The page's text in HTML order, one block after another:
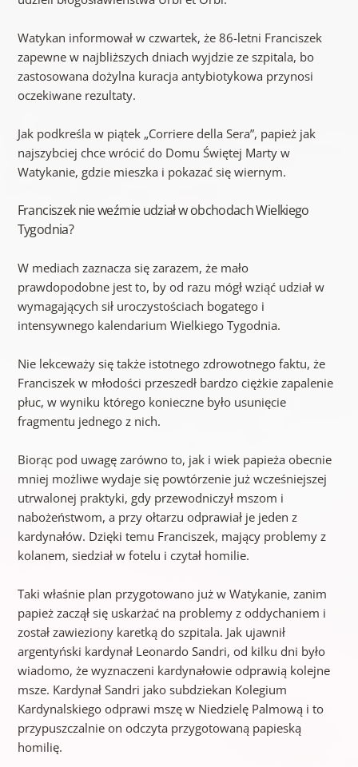
Watykan informował w czwartek, że 86-letni Franciszek
zapewne w najbliższych dniach wyjdzie ze szpitala, bo
zastosowana dożylna kuracja antybiotykowa przynosi
oczekiwane rezultaty.
Jak podkreśla w piątek „Corriere della Sera”, papież jak
najszybciej chce wrócić do Domu Świętej Marty w
Watykanie, gdzie mieszka i pokazać się wiernym.
Franciszek nie weźmie udział w obchodach Wielkiego
Tygodnia?
W mediach zaznacza się zarazem, że mało
prawdopodobne jest to, by od razu mógł wziąć udział w
wymagających sił uroczystościach bogatego i
intensywnego kalendarium Wielkiego Tygodnia.
Nie lekceważy się także istotnego zdrowotnego faktu, że
Franciszek w młodości przeszedł bardzo ciężkie zapalenie
płuc, w wyniku którego konieczne było usunięcie
fragmentu jednego z nich.
Biorąc pod uwagę zarówno to, jak i wiek papieża obecnie
mniej możliwe wydaje się powtórzenie już wcześniejszej
utrwalonej praktyki, gdy przewodniczył mszom i
nabożeństwom, a przy ołtarzu odprawiał je jeden z
kardynałów. Dzięki temu Franciszek, mający problemy z
kolanem, siedział w fotelu i czytał homilie.
Taki właśnie plan przygotowano już w Watykanie, zanim
papież zaczął się uskarżać na problemy z oddychaniem i
został zawieziony karetką do szpitala. Jak ujawnił
argentyński kardynał Leonardo Sandri, od kilku dni było
wiadomo, że wyznaczeni kardynałowie odprawią kolejne
msze. Kardynał Sandri jako subdziekan Kolegium
Kardynalskiego odprawi mszę w Niedzielę Palmową i to
przypuszczalnie on odczyta przygotowaną papieską
homilię.